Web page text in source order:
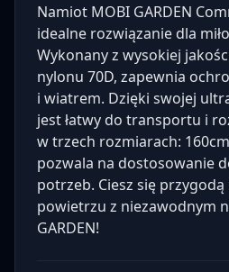
Namiot MOBI GARDEN
idealne rozwiązanie dla
Wykonany z wysokiej
nylonu 70D, zapewnia
i wiatrem. Dzięki swojej
jest łatwy do transportu i
w trzech rozmiarach:
pozwala na dostosowanie
potrzeb. Ciesz się przygodą
powietrzu z niezawodnym
GARDEN!